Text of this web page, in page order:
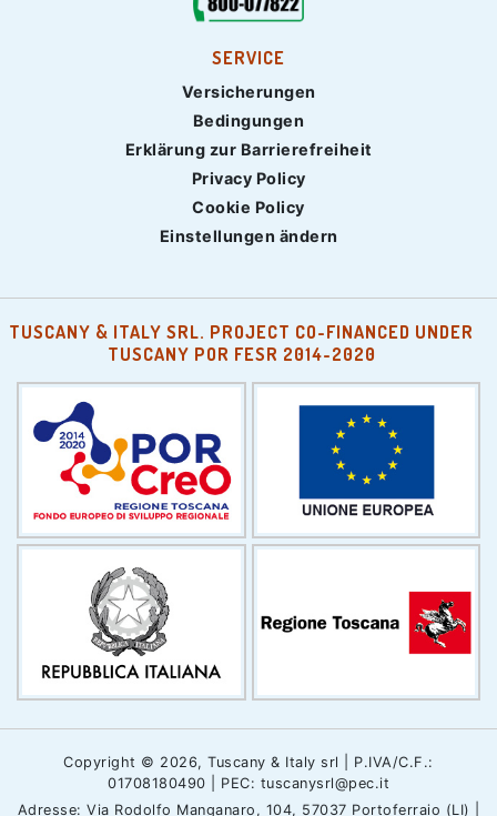
SERVICE
Versicherungen
Bedingungen
Erklärung zur Barrierefreiheit
Privacy Policy
Cookie Policy
Einstellungen ändern
TUSCANY & ITALY SRL. PROJECT CO-FINANCED UNDER
TUSCANY POR FESR 2014-2020
Copyright © 2026, Tuscany & Italy srl | P.IVA/C.F.:
01708180490 | PEC: tuscanysrl@pec.it
Adresse: Via Rodolfo Manganaro, 104, 57037 Portoferraio (LI) |